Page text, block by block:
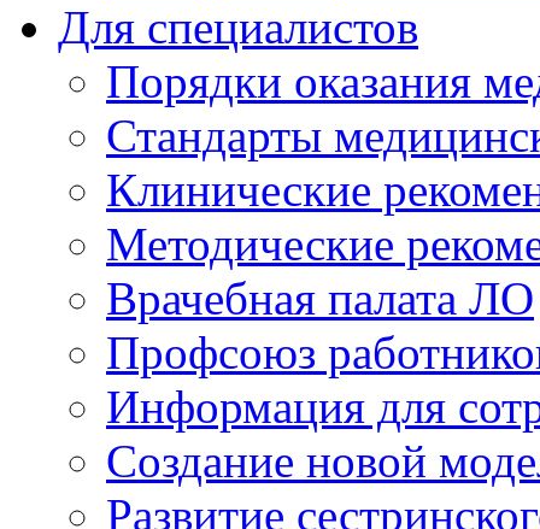
Для специалистов
Порядки оказания
Стандарты
Клинические
Методические
Врачебная палата ЛО
Профсоюз
Информация для
Создание новой
Развитие